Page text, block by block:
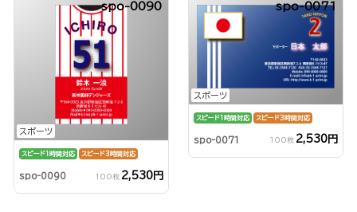
スポーツ
spo-0090
スピード1時間対応 スピード3時間対応
spo-0090 100枚 2,530円
スポーツ
spo-0071
スピード1時間対応 スピード3時間対応
spo-0071 100枚 2,530円